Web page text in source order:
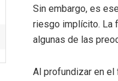
Sin embargo, es
riesgo implícito. La
algunas de las
Al profundizar en